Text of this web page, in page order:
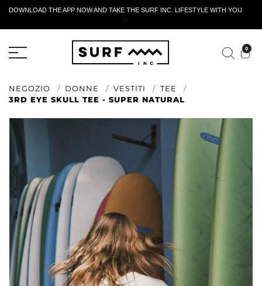
DOWNLOAD THE APP NOW AND TAKE THE SURF INC. LIFESTYLE WITH YOU
🤍
0
NEGOZIO DONNE VESTITI
TEE
3RD EYE SKULL TEE - SUPER NATURAL
MODULO DI RESTITUZIONE ATTIVO